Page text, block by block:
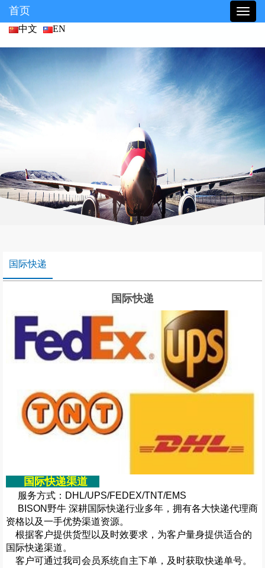
首页
中文 EN
国际快递
国际快递
国际快递渠道
服务方式：DHL/UPS/FEDEX/TNT/EMS
BISON野牛 深耕国际快递行业多年，拥有各大快递代理商
资格以及一手优势渠道资源。
根据客户提供货型以及时效要求，为客户量身提供适合的
国际快递渠道。
客户可通过我司会员系统自主下单，及时获取快递单号。